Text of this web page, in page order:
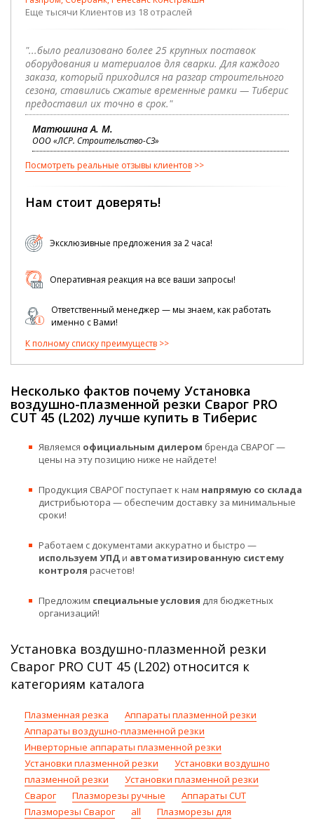
Еще тысячи Клиентов из 18 отраслей
"...было реализовано более 25 крупных поставок
оборудования и материалов для сварки. Для каждого
заказа, который приходился на разгар строительного
сезона, ставились сжатые временные рамки — Тиберис
предоставил их точно в срок."
Матюшина А. М.
ООО «ЛСР. Строительство-СЗ»
Посмотреть реальные отзывы клиентов
Нам стоит доверять!
Эксклюзивные предложения за 2 часа!
Оперативная реакция на все ваши запросы!
Ответственный менеджер — мы знаем, как работать
именно с Вами!
К полному списку преимуществ
Несколько фактов почему Установка
воздушно-плазменной резки Сварог PRO
CUT 45 (L202) лучше купить в Тиберис
Являемся официальным дилером бренда СВАРОГ —
цены на эту позицию ниже не найдете!
Продукция СВАРОГ поступает к нам напрямую со склада
дистрибьютора — обеспечим доставку за минимальные
сроки!
Работаем с документами аккуратно и быстро —
используем УПДи автоматизированную систему
контроля расчетов!
Предложим специальные условия для бюджетных
организаций!
Установка воздушно-плазменной резки
Сварог PRO CUT 45 (L202) относится к
категориям каталога
Плазменная резка
Аппараты плазменной резки
Аппараты воздушно-плазменной резки
Инверторные аппараты плазменной резки
Установки плазменной резки
Установки воздушно
плазменной резки
Установки плазменной резки
Сварог
Плазморезы ручные
Аппараты CUT
Плазморезы Сварог
all
Плазморезы для